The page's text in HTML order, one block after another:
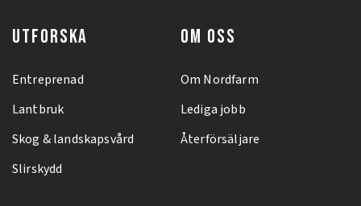
UTFORSKA
Entreprenad
Lantbruk
Skog & landskapsvård
Slirskydd
OM OSS
Om Nordfarm
Lediga jobb
Återförsäljare